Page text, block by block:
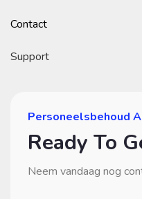
Contact
Support
Personeelsbehoud
Ready To
Neem vandaag nog